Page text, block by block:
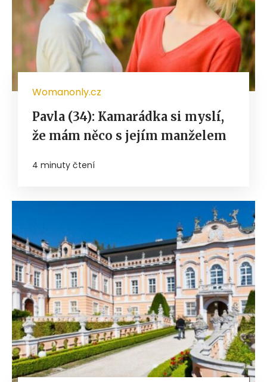
Womanonly.cz
Pavla (34): Kamarádka si myslí,
že mám něco s jejím manželem
4 minuty čtení